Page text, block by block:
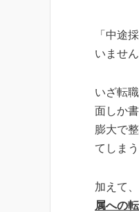
「中途
いませ
いざ転
面しか
膨大で
てしま
加えて
属への